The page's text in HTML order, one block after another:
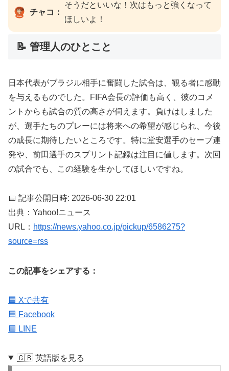
チャコ：
そうだといいな！次はもっと強くなって
ほしいよ！
📝 管理人のひとこと
日本代表がブラジル相手に奮闘した試合は、観る者に感動
を与えるものでした。FIFA会長の評価も高く、彼のコメ
ントからも試合の質の高さが伺えます。負けはしました
が、選手たちのプレーには将来への希望が感じられ、今後
の成長に期待したいところです。特に堂安選手のセーブ連
発や、前田選手のスプリント記録は注目に値します。次回
の試合でも、この経験を生かしてほしいですね。
📅 記事公開日時: 2026-06-30 22:01
出典：Yahoo!ニュース
URL： https://news.yahoo.co.jp/pickup/6586275?
source=rss
この記事をシェアする：
🟦 Xで共有
🟦 Facebook
🟩 LINE
🇬🇧 英語版を見る